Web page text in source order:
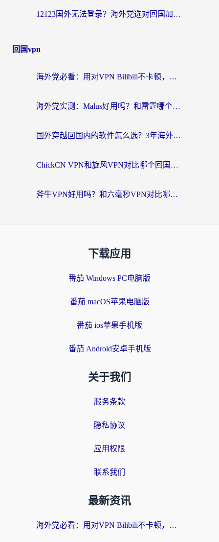
12123国外无法登录？海外党选对回国加速器，轻松解决国内资源访问难题
回国vpn
海外党必看：用对VPN Bilibili不卡顿，英国玩国内游戏也丝滑——2026回国加速器选择指南
海外党实测：Malus好用吗？和雷霆哪个好？+ 3款热门加速器深度对比
国外穿越回国内的软件怎么选？3年海外党亲测实用指南，告别地域限制
ChickCN VPN和旋风VPN对比哪个回国效果更好？海外党实测回国内网神器指南
斧牛VPN好用吗？和六毫秒VPN对比哪个回国效果更好？海外党亲测实用指南
下载应用
番茄 Windows PC电脑版
番茄 macOS苹果电脑版
番茄 ios苹果手机版
番茄 Android安卓手机版
关于我们
服务条款
隐私协议
应用权限
联系我们
最新资讯
海外党必看：用对VPN Bilibili不卡顿，英国玩国内游戏也丝滑——2026回国加速器选择指南